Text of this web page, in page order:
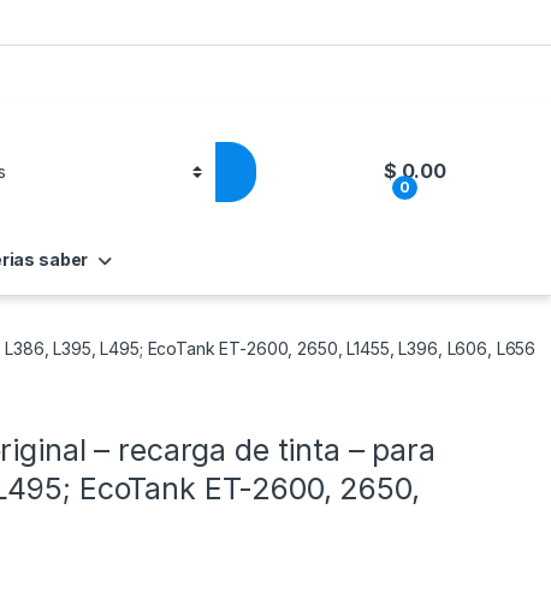
0
$0.00
saber
L395, L495; EcoTank ET-2600, 2650, L1455, L396, L606, L656
– recarga de tinta – para
EcoTank ET-2600, 2650,